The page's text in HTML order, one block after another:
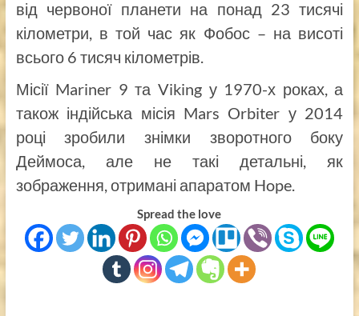
від червоної планети на понад 23 тисячі
кілометри, в той час як Фобос – на висоті
всього 6 тисяч кілометрів.
Місії Mariner 9 та Viking у 1970-х роках, а
також індійська місія Mars Orbiter у 2014
році зробили знімки зворотного боку
Деймоса, але не такі детальні, як
зображення, отримані апаратом Hope.
Spread the love